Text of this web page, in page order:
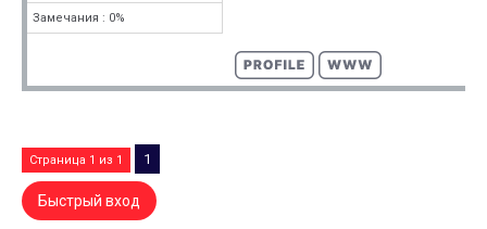
Замечания : 0%
Страница 1 из 1 1